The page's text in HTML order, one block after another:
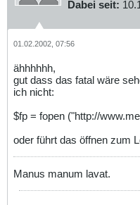
Dabei seit:
01.02.2002, 07:56
ähhhhhh,
gut dass das fatal wäre
ich nicht:
$fp = fopen ("http://
oder führt das öffnen zum
Manus manum lavat.